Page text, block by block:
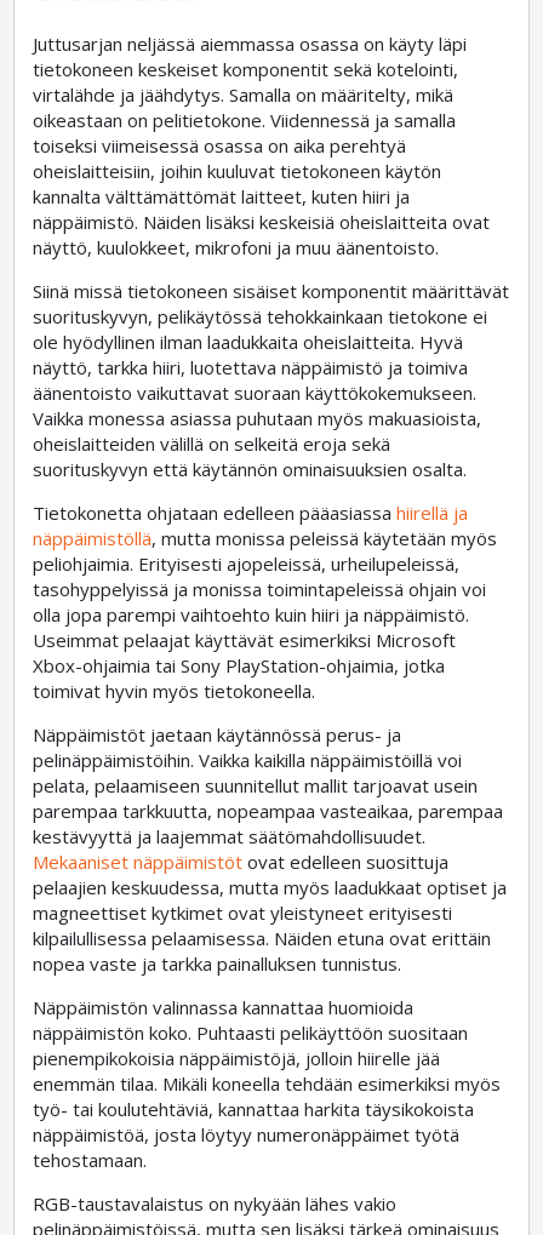
Juttusarjan neljässä aiemmassa osassa on käyty läpi
tietokoneen keskeiset komponentit sekä kotelointi,
virtalähde ja jäähdytys. Samalla on määritelty, mikä
oikeastaan on pelitietokone. Viidennessä ja samalla
toiseksi viimeisessä osassa on aika perehtyä
oheislaitteisiin, joihin kuuluvat tietokoneen käytön
kannalta välttämättömät laitteet, kuten hiiri ja
näppäimistö. Näiden lisäksi keskeisiä oheislaitteita ovat
näyttö, kuulokkeet, mikrofoni ja muu äänentoisto.
Siinä missä tietokoneen sisäiset komponentit määrittävät
suorituskyvyn, pelikäytössä tehokkainkaan tietokone ei
ole hyödyllinen ilman laadukkaita oheislaitteita. Hyvä
näyttö, tarkka hiiri, luotettava näppäimistö ja toimiva
äänentoisto vaikuttavat suoraan käyttökokemukseen.
Vaikka monessa asiassa puhutaan myös makuasioista,
oheislaitteiden välillä on selkeitä eroja sekä
suorituskyvyn että käytännön ominaisuuksien osalta.
Tietokonetta ohjataan edelleen pääasiassahiirellä ja
näppäimistöllä, mutta monissa peleissä käytetään myös
peliohjaimia. Erityisesti ajopeleissä, urheilupeleissä,
tasohyppelyissä ja monissa toimintapeleissä ohjain voi
olla jopa parempi vaihtoehto kuin hiiri ja näppäimistö.
Useimmat pelaajat käyttävät esimerkiksi Microsoft
Xbox-ohjaimia tai Sony PlayStation-ohjaimia, jotka
toimivat hyvin myös tietokoneella.
Näppäimistöt jaetaan käytännössä perus- ja
pelinäppäimistöihin. Vaikka kaikilla näppäimistöillä voi
pelata, pelaamiseen suunnitellut mallit tarjoavat usein
parempaa tarkkuutta, nopeampaa vasteaikaa, parempaa
kestävyyttä ja laajemmat säätömahdollisuudet.
Mekaaniset näppäimistöt ovat edelleen suosittuja
pelaajien keskuudessa, mutta myös laadukkaat optiset ja
magneettiset kytkimet ovat yleistyneet erityisesti
kilpailullisessa pelaamisessa. Näiden etuna ovat erittäin
nopea vaste ja tarkka painalluksen tunnistus.
Näppäimistön valinnassa kannattaa huomioida
näppäimistön koko. Puhtaasti pelikäyttöön suositaan
pienempikokoisia näppäimistöjä, jolloin hiirelle jää
enemmän tilaa. Mikäli koneella tehdään esimerkiksi myös
työ- tai koulutehtäviä, kannattaa harkita täysikokoista
näppäimistöä, josta löytyy numeronäppäimet työtä
tehostamaan.
RGB-taustavalaistus on nykyään lähes vakio
pelinäppäimistöissä, mutta sen lisäksi tärkeä ominaisuus